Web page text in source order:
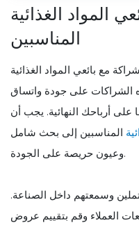
المواد الغذائية
المناسبين
مع بائعي المواد الغذائية
الشراكات على جودة واتساق
أرباحك النهائية. يجب أن
المناسبين إلى بحث شامل
وعيون حريصة على الجودة.
وسمعتهم داخل الصناعة.
العملاء وقم بتقييم عروض